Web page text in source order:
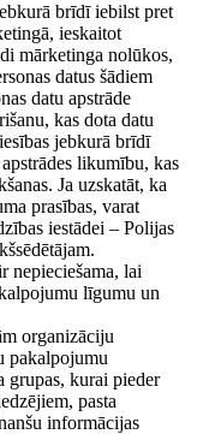
brīdī iebilst pret
ieskaitot
mārketinga nolūkos,
datus šādiem
datu apstrāde
kas dota datu
jebkurā brīdī
likumību, kas
Ja uzskatāt, ka
prasības, varat
iestādei – Polijas
nepieciešama, lai
līgumu un
organizāciju
pakalpojumu
grupas, kurai pieder
pasta
informācijas